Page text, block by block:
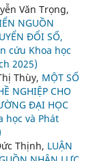
Văn Trọng,
NGUỒN
ĐỔI SỐ,
cứu Khoa học
2025)
Thùy, MỘT SỐ
NGHIỆP CHO
ĐẠI HỌC
học và Phát
Thịnh, LUẬN